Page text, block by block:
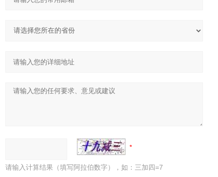
请输入计算结果（填写阿拉伯数字），如：三加四=7